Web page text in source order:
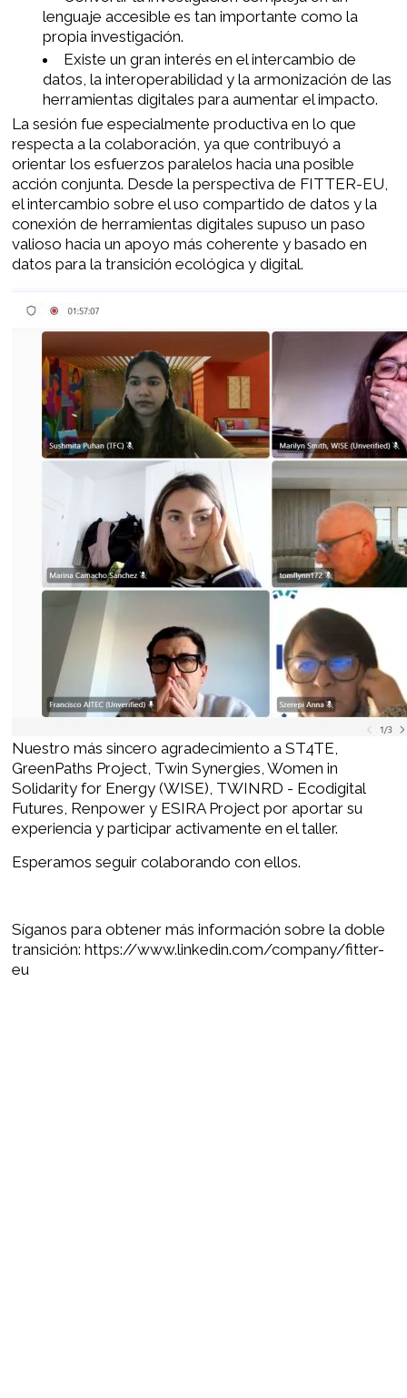
lenguaje accesible es tan importante como la
propia investigación.
Existe un gran interés en el intercambio de
datos, la interoperabilidad y la armonización de las
herramientas digitales para aumentar el impacto.
La sesión fue especialmente productiva en lo que
respecta a la colaboración, ya que contribuyó a
orientar los esfuerzos paralelos hacia una posible
acción conjunta. Desde la perspectiva de FITTER-EU,
el intercambio sobre el uso compartido de datos y la
conexión de herramientas digitales supuso un paso
valioso hacia un apoyo más coherente y basado en
datos para la transición ecológica y digital.
Nuestro más sincero agradecimiento aST4TE
GreenPaths Project Twin Synergies ,Women in
Solidarity for Energy (WISE) TWINRD - Ecodigital
Futures Renpower y ESIRA Project por aportar su
experiencia y participar activamente en el taller.
Esperamos seguir colaborando con ellos.
Síganos para obtener más información sobre la doble
transición:https://www.linkedin.com/company/fitter-
eu